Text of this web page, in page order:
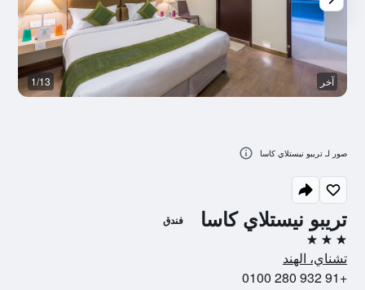
تريبو نيستلاي كاسا فندق
3 نجوم
تشناي، الهند
+91 932 280 0100
آخر 1/13
صور لـ تريبو نيستلاي كاسا